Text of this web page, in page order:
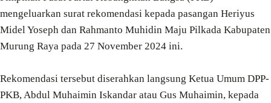
mengeluarkan surat rekomendasi kepada pasangan Heriyus
Midel Yoseph dan Rahmanto Muhidin Maju Pilkada Kabupaten
Murung Raya pada 27 November 2024 ini.
Rekomendasi tersebut diserahkan langsung Ketua Umum DPP-
PKB, Abdul Muhaimin Iskandar atau Gus Muhaimin, kepada